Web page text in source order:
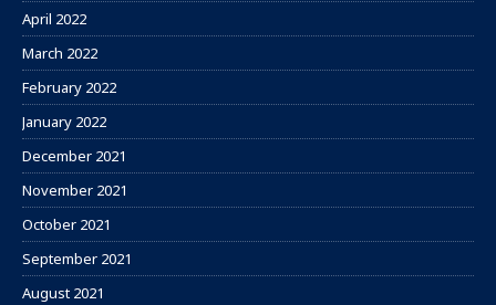
April 2022
March 2022
February 2022
January 2022
December 2021
November 2021
October 2021
September 2021
August 2021